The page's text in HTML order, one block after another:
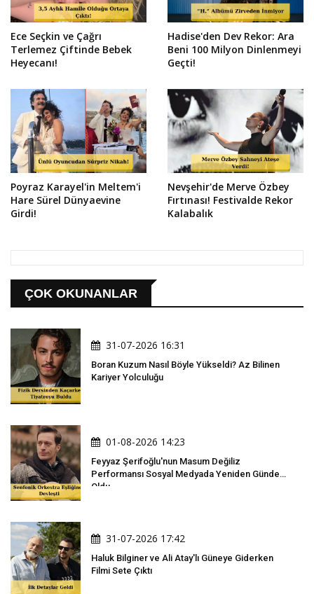
Ece Seçkin ve Çağrı
Terlemez Çiftinde Bebek
Heyecanı!
Hadise'den Dev Rekor: Ara
Beni 100 Milyon Dinlenmeyi
Geçti!
Poyraz Karayel'in Meltem'i
Hare Sürel Dünyaevine
Girdi!
Nevşehir'de Merve Özbey
Fırtınası! Festivalde Rekor
Kalabalık
ÇOK OKUNANLAR
31-07-2026 16:31
Boran Kuzum Nasıl Böyle Yükseldi? Az Bilinen
Kariyer Yolculuğu
01-08-2026 14:23
Feyyaz Şerifoğlu'nun Masum Değiliz
Performansı Sosyal Medyada Yeniden Gündem
Oldu
31-07-2026 17:42
Haluk Bilginer ve Ali Atay'lı Güneye Giderken
Filmi Sete Çıktı